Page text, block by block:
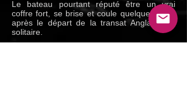
Le bateau pourtant réputé être un vrai
coffre fort, se brise et coule quelques jours
après le départ de la transat Anglaise en
solitaire.